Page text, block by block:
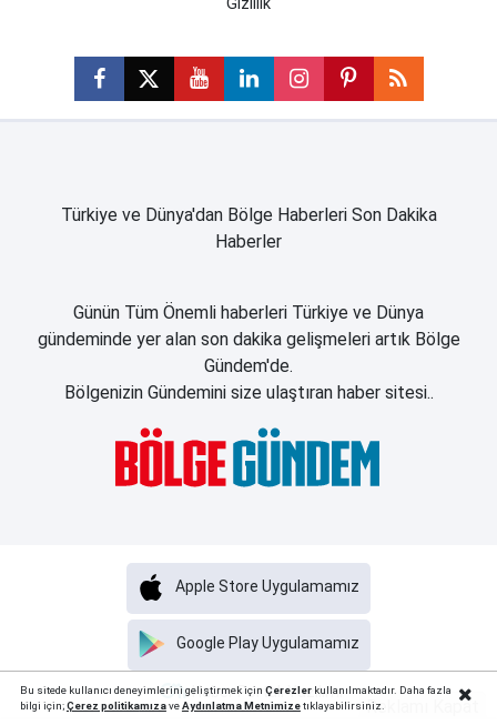
Türkiye ve Dünya'dan Bölge Haberleri Son Dakika
Haberler
Günün Tüm Önemli haberleri Türkiye ve Dünya
gündeminde yer alan son dakika gelişmeleri artık Bölge
Gündem'de.
Bölgenizin Gündemini size ulaştıran haber sitesi..
Haber Portalı Yazılımı
Google Play Uygulamamız
Apple Store Uygulamamız
Bu sitede kullanıcı deneyimlerini geliştirmek için Çerezlerkullanılmaktadır. Daha fazla
bilgi için;Çerez politikamızaveAydınlatma Metnimizetıklayabilirsiniz.Reklamı Kapat